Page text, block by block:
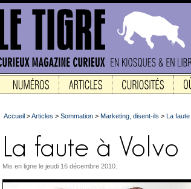
Accueil >Articles > Sommation > Marketing, disent-ils > La faute
Mis en ligne le jeudi 16 décembre 2010.